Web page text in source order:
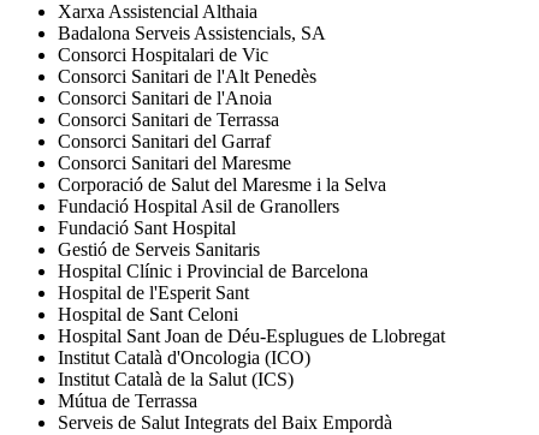
Xarxa Assistencial Althaia
Badalona Serveis Assistencials, SA
Consorci Hospitalari de Vic
Consorci Sanitari de l'Alt Penedès
Consorci Sanitari de l'Anoia
Consorci Sanitari de Terrassa
Consorci Sanitari del Garraf
Consorci Sanitari del Maresme
Corporació de Salut del Maresme i la Selva
Fundació Hospital Asil de Granollers
Fundació Sant Hospital
Gestió de Serveis Sanitaris
Hospital Clínic i Provincial de Barcelona
Hospital de l'Esperit Sant
Hospital de Sant Celoni
Hospital Sant Joan de Déu-Esplugues de Llobregat
Institut Català d'Oncologia (ICO)
Institut Català de la Salut (ICS)
Mútua de Terrassa
Serveis de Salut Integrats del Baix Empordà